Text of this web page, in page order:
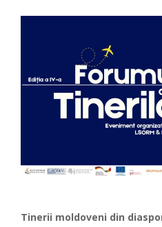
Tinerii moldoveni din